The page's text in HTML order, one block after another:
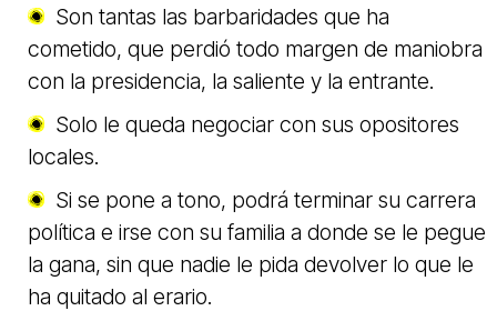
Son tantas las barbaridades que ha
cometido, que perdió todo margen de maniobra
con la presidencia, la saliente y la entrante.
Solo le queda negociar con sus opositores
locales.
Si se pone a tono, podrá terminar su carrera
política e irse con su familia a donde se le pegue
la gana, sin que nadie le pida devolver lo que le
ha quitado al erario.